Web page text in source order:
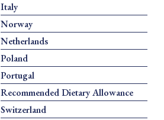
Italy
Norway
Netherlands
Poland
Portugal
Recommended Dietary Allowance
Switzerland